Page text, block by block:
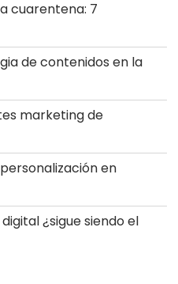
cuarentena: 7
de contenidos en la
marketing de
en
¿sigue siendo el